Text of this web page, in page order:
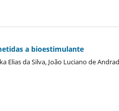
a bioestimulante
Elias da Silva, João Luciano de